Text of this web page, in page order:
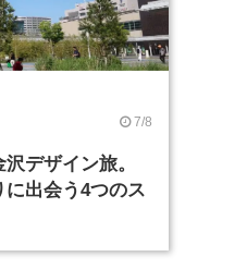
7/8
デザイン旅。
出会う4つのス